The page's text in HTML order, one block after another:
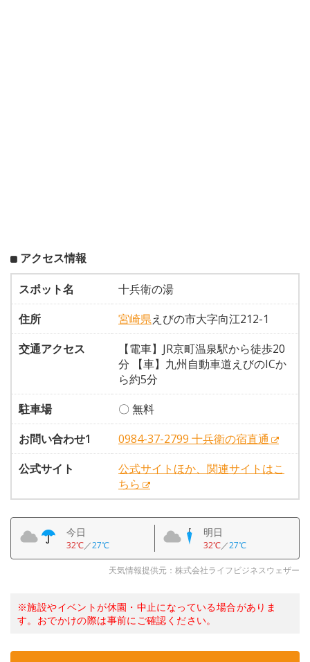
アクセス情報
スポット名
十兵衛の湯
住所
宮崎県えびの市大字向江212-1
交通アクセス
【電車】JR京町温泉駅から徒歩20
分 【車】九州自動車道えびのICか
ら約5分
駐車場
〇 無料
お問い合わせ1
0984-37-2799 十兵衛の宿直通
公式サイト
公式サイトほか、関連サイトはこ
ちら
今日
32℃／27℃
明日
32℃／27℃
天気情報提供元：株式会社ライフビジネスウェザー
※施設やイベントが休園・中止になっている場合がありま
す。おでかけの際は事前にご確認ください。